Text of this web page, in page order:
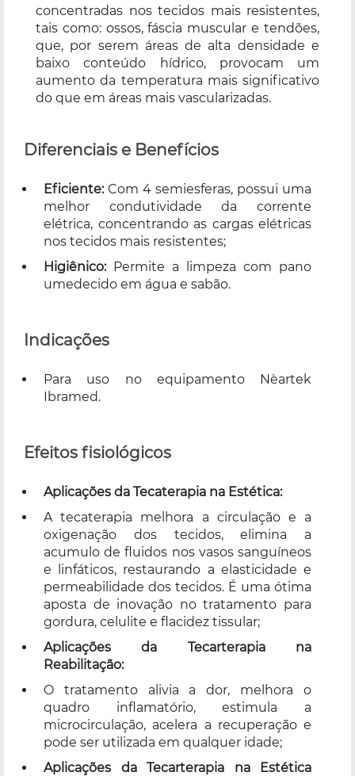
concentradas nos tecidos mais resistentes,
tais como: ossos, fáscia muscular e tendões,
que, por serem áreas de alta densidade e
baixo conteúdo hídrico, provocam um
aumento da temperatura mais significativo
do que em áreas mais vascularizadas.
Diferenciais e Benefícios
Eficiente:Com 4 semiesferas, possui uma
melhor condutividade da corrente
elétrica, concentrando as cargas elétricas
nos tecidos mais resistentes;
Higiênico:Permite a limpeza com pano
umedecido em água e sabão.
Indicações
Para uso no equipamento Nèartek
Ibramed.
Efeitos fisiológicos
Aplicações da Tecaterapia na Estética:
A tecaterapia melhora a circulação e a
oxigenação dos tecidos, elimina a
acumulo de fluidos nos vasos sanguíneos
e linfáticos, restaurando a elasticidade e
permeabilidade dos tecidos. É uma ótima
aposta de inovação no tratamento para
gordura, celulite e flacidez tissular;
Aplicações da Tecarterapia na
Reabilitação:
O tratamento alivia a dor, melhora o
quadro inflamatório, estimula a
microcirculação, acelera a recuperação e
pode ser utilizada em qualquer idade;
Aplicações da Tecarterapia na Estética